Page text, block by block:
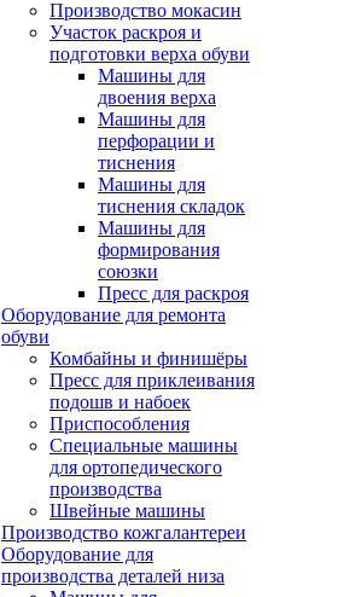
Производство мокасин
Участок раскроя и
подготовки верха обуви
Машины для
двоения верха
Машины для
перфорации и
тиснения
Машины для
тиснения складок
Машины для
формирования
союзки
Пресс для раскроя
Оборудование для ремонта
обуви
Комбайны и финишёры
Пресс для приклеивания
подошв и набоек
Приспособления
Специальные машины
для ортопедического
производства
Швейные машины
Производство кожгалантереи
Оборудование для
производства деталей низа